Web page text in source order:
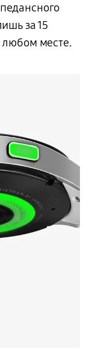
за 15
любом месте.